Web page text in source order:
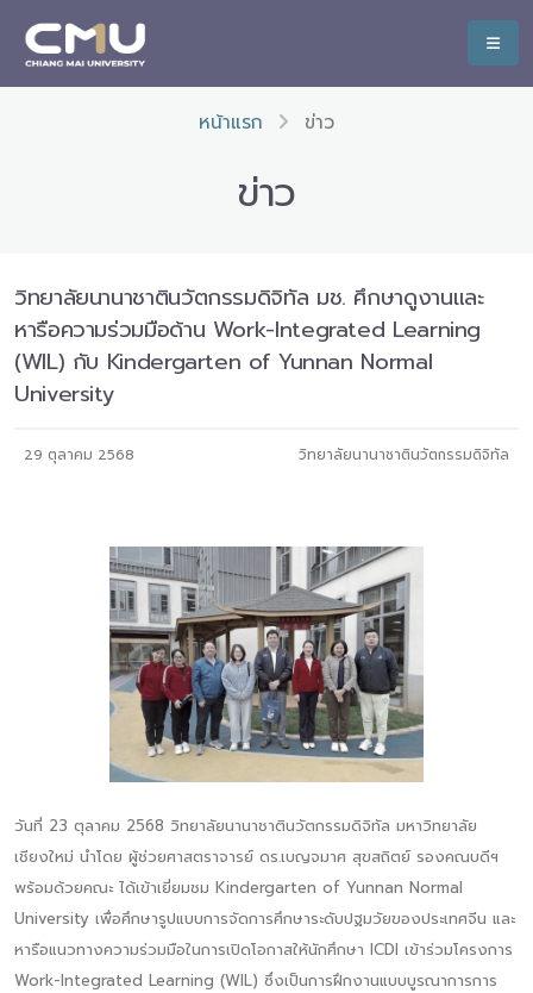
หน้าแรก ข่าว
ข่าว
วิทยาลัยนานาชาตินวัตกรรมดิจิทัล มช. ศึกษาดูงานและ
หารือความร่วมมือด้าน Work-Integrated Learning
(WIL) กับ Kindergarten of Yunnan Normal
University
29 ตุลาคม 2568 วิทยาลัยนานาชาตินวัตกรรมดิจิทัล
วันที่ 23 ตุลาคม 2568 วิทยาลัยนานาชาตินวัตกรรมดิจิทัล มหาวิทยาลัย
เชียงใหม่ นำโดย ผู้ช่วยศาสตราจารย์ ดร.เบญจมาศ สุขสถิตย์ รองคณบดีฯ
พร้อมด้วยคณะ ได้เข้าเยี่ยมชม Kindergarten of Yunnan Normal
University เพื่อศึกษารูปแบบการจัดการศึกษาระดับปฐมวัยของประเทศจีน และ
หารือแนวทางความร่วมมือในการเปิดโอกาสให้นักศึกษา ICDI เข้าร่วมโครงการ
Work-Integrated Learning (WIL) ซึ่งเป็นการฝึกงานแบบบูรณาการการ